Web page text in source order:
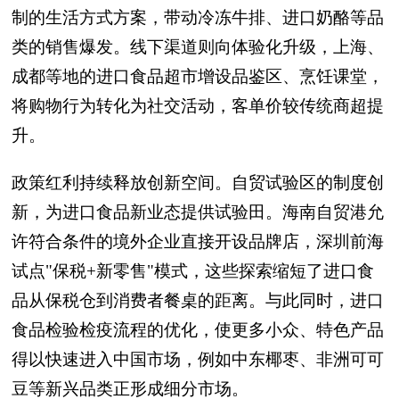
制的生活方式方案，带动冷冻牛排、进口奶酪等品
类的销售爆发。线下渠道则向体验化升级，上海、
成都等地的进口食品超市增设品鉴区、烹饪课堂，
将购物行为转化为社交活动，客单价较传统商超提
升。
政策红利持续释放创新空间。自贸试验区的制度创
新，为进口食品新业态提供试验田。海南自贸港允
许符合条件的境外企业直接开设品牌店，深圳前海
试点"保税+新零售"模式，这些探索缩短了进口食
品从保税仓到消费者餐桌的距离。与此同时，进口
食品检验检疫流程的优化，使更多小众、特色产品
得以快速进入中国市场，例如中东椰枣、非洲可可
豆等新兴品类正形成细分市场。